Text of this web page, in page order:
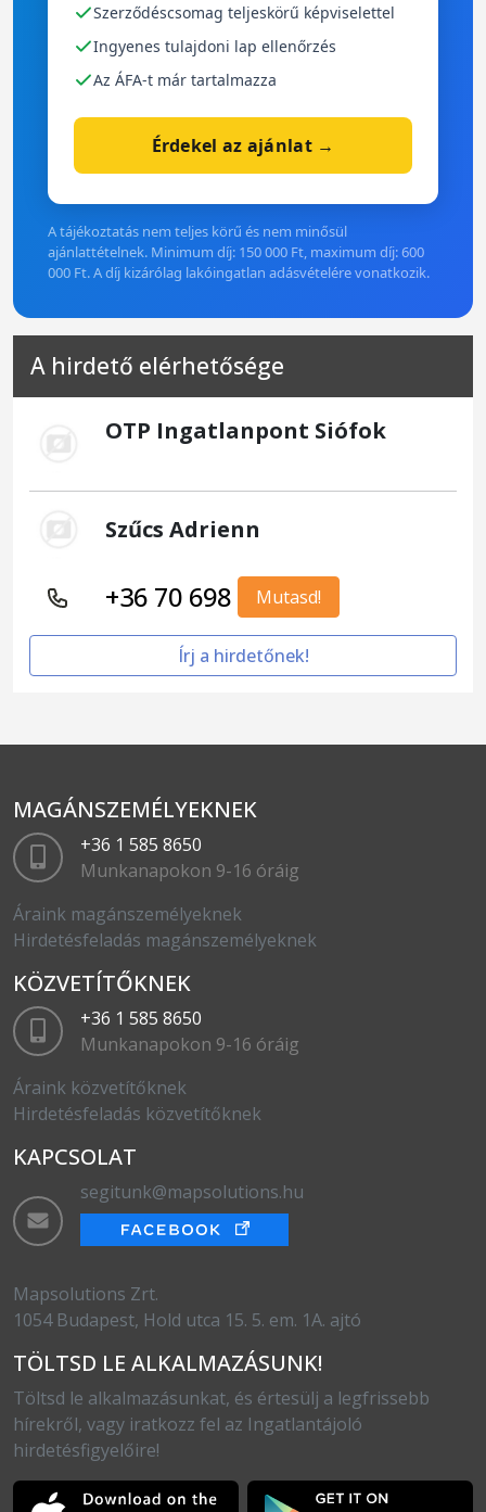
Szerződéscsomag teljeskörű képviselettel
Ingyenes tulajdoni lap ellenőrzés
Az ÁFA-t már tartalmazza
Érdekel az ajánlat →
A tájékoztatás nem teljes körű és nem minősül
ajánlattételnek. Minimum díj: 150 000 Ft, maximum díj: 600
000 Ft. A díj kizárólag lakóingatlan adásvételére vonatkozik.
A hirdető elérhetősége
OTP Ingatlanpont Siófok
Szűcs Adrienn
+36 70 698 Mutasd!
Írj a hirdetőnek!
MAGÁNSZEMÉLYEKNEK
+36 1 585 8650
Munkanapokon 9-16 óráig
Áraink magánszemélyeknek
Hirdetésfeladás magánszemélyeknek
KÖZVETÍTŐKNEK
+36 1 585 8650
Munkanapokon 9-16 óráig
Áraink közvetítőknek
Hirdetésfeladás közvetítőknek
KAPCSOLAT
segitunk@mapsolutions.hu
Mapsolutions Zrt.
1054 Budapest, Hold utca 15. 5. em. 1A. ajtó
TÖLTSD LE ALKALMAZÁSUNK!
Töltsd le alkalmazásunkat, és értesülj a legfrissebb
hírekről, vagy iratkozz fel az Ingatlantájoló
hirdetésfigyelőire!